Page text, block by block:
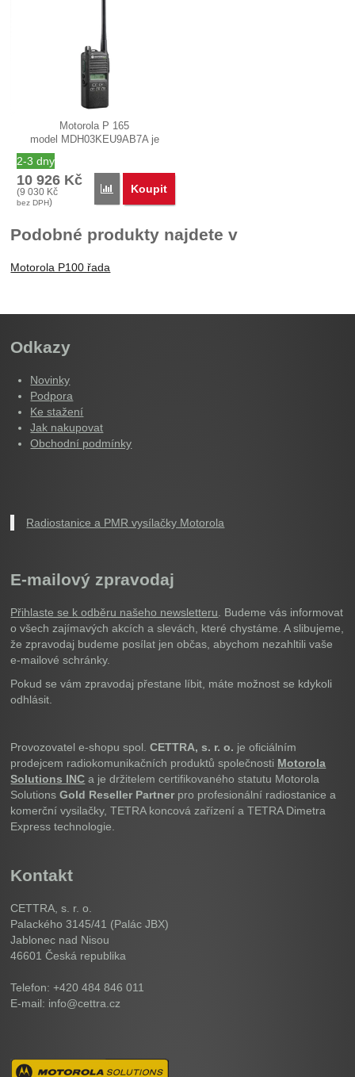
Motorola P 165
model MDH03KEU9AB7A je
přenosná 99 kanálová…
2-3 dny
10 926 Kč
(9 030 Kč
bez DPH)
Porovnat
Koupit
Podobné produkty najdete v
Motorola P100 řada
Odkazy
Novinky
Podpora
Ke stažení
Jak nakupovat
Obchodní podmínky
Radiostanice a PMR vysílačky Motorola
E-mailový zpravodaj
Přihlaste se k odběru našeho newsletteru . Budeme vás informovat
o všech zajímavých akcích a slevách, které chystáme. A slibujeme,
že zpravodaj budeme posílat jen občas, abychom nezahltili vaše
e-mailové schránky.
Pokud se vám zpravodaj přestane líbit, máte možnost se kdykoli
odhlásit.
Provozovatel e-shopu spol.CETTRA, s. r. o. je oficiálním
prodejcem radiokomunikačních produktů společnosti Motorola
Solutions INC a je držitelem certifikovaného statutu Motorola
SolutionsGold Reseller Partner pro profesionální radiostanice a
komerční vysilačky, TETRA koncová zařízení a TETRA Dimetra
Express technologie.
Kontakt
CETTRA, s. r. o.
Palackého 3145/41 (Palác JBX)
Jablonec nad Nisou
46601Česká republika
Telefon: +420 484 846 011
E-mail: info@cettra.cz